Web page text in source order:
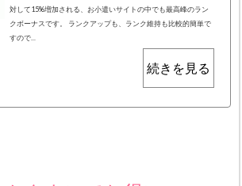
対して15%増加される、お小遣いサイトの中でも最高峰のラン
クボーナスです。 ランクアップも、ランク維持も比較的簡単で
すので...
続きを見る